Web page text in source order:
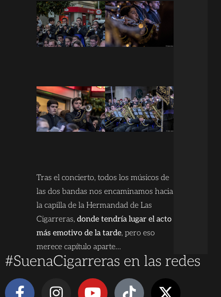
Tras el concierto, todos los músicos de
las dos bandas nos encaminamos hacia
la capilla de la Hermandad de Las
Cigarreras,donde tendría lugar el acto
más emotivo de la tarde, pero eso
merece capítulo aparte…
#SuenaCigarreras en las redes